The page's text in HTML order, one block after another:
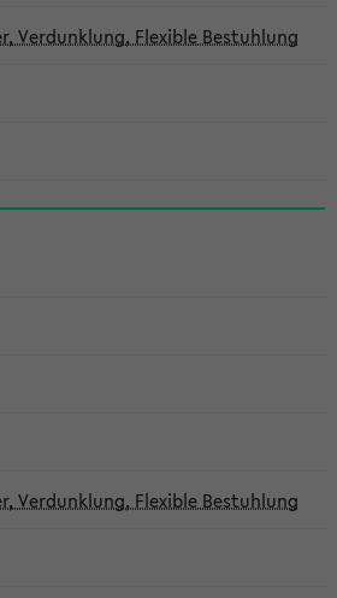
Verdunklung, Flexible Bestuhlung
Verdunklung, Flexible Bestuhlung